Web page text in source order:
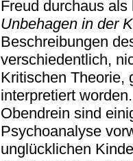
Freud durchaus
Unbehagen in der
Beschreibungen
verschiedentlich,
Kritischen Theorie,
interpretiert worden.
Obendrein sind
Psychoanalyse
unglücklichen